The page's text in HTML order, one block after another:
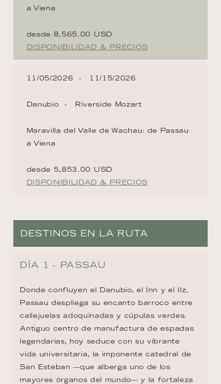
a Viena
desde 8,565.00 USD
DISPONIBILIDAD & PRECIOS
11/05/2026 11/15/2026
Danubio Riverside Mozart
Maravilla del Valle de Wachau: de Passau
a Viena
desde 5,853.00 USD
DISPONIBILIDAD & PRECIOS
DESTINOS EN LA RUTA
DÍA 1 - PASSAU
Donde confluyen el Danubio, el Inn y el Ilz,
Passau despliega su encanto barroco entre
callejuelas adoquinadas y cúpulas verdes.
Antiguo centro de manufactura de espadas
legendarias, hoy seduce con su vibrante
vida universitaria, la imponente catedral de
San Esteban —que alberga uno de los
mayores órganos del mundo— y la fortaleza